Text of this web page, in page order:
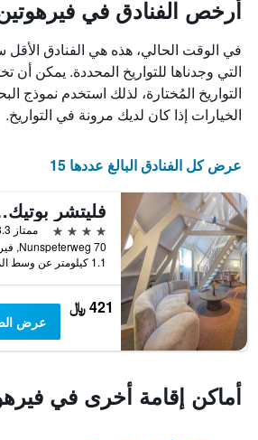
مع
حسب
النجوم
يتضمن
المخطط
1
التي
تعرض
فئات
الفنادق
بالنجوم.
يتضمن
المخطط
1
محور
Y
سعر
الغرفة
أرخص الفنادق في
في الوقت الحالي، هذه هي الفنادق
التي وجدناها للتواريخ المحددة. يمكن أن
التواريخ المُختارة، لذلك استخدم نموذج
الخيارات إذا كان لديك مرونة في التواريخ.
عرض كل الفنادق البالغ عددها 15
فليتشر
4 نجوم
ممتاز 8.3
1.1 كيلومتر عن وسط المدينة
421 ﷼
عرض
أماكن إقامة أخرى في